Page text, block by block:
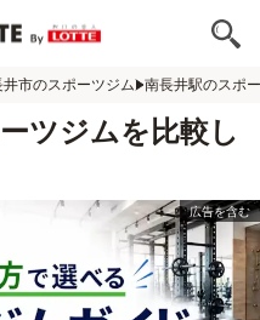
井市のスポーツジム 南長井駅のスポ
ツジムを比較し